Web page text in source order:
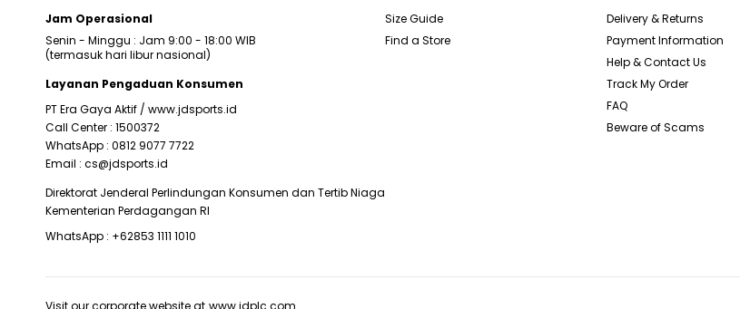
Jam Operasional
Senin - Minggu : Jam 9:00 - 18:00 WIB
(termasuk hari libur nasional)
Layanan Pengaduan Konsumen
PT Era Gaya Aktif / www.jdsports.id
Call Center : 1500372
WhatsApp : 0812 9077 7722
Email : cs@jdsports.id
Direktorat Jenderal Perlindungan Konsumen dan Tertib Niaga
Kementerian Perdagangan RI
WhatsApp : +62853 1111 1010
Size Guide
Find a Store
Delivery & Returns
Payment Information
Help & Contact Us
Track My Order
FAQ
Beware of Scams
Visit our corporate website at www.jdplc.com